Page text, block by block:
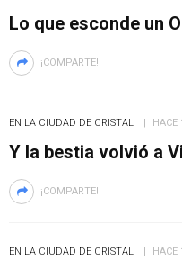
Lo que esconde un
¡COMPARTE!
EN LA CIUDAD DE CRISTAL HACE
Y la bestia volvió a
¡COMPARTE!
EN LA CIUDAD DE CRISTAL HACE